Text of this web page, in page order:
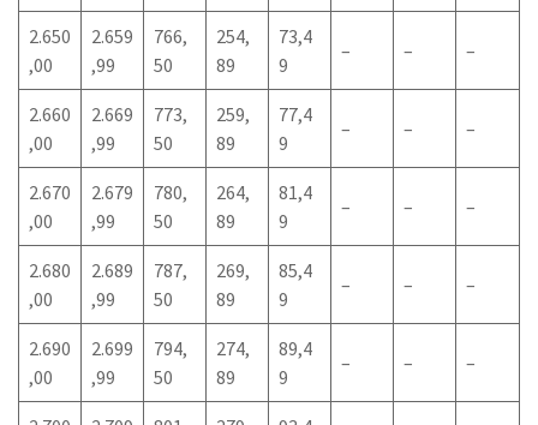
2.650
,00
2.659
,99
766,
50
254,
89
73,4
9
– – –
2.660
,00
2.669
,99
773,
50
259,
89
77,4
9
– – –
2.670
,00
2.679
,99
780,
50
264,
89
81,4
9
– – –
2.680
,00
2.689
,99
787,
50
269,
89
85,4
9
– – –
2.690
,00
2.699
,99
794,
50
274,
89
89,4
9
– – –